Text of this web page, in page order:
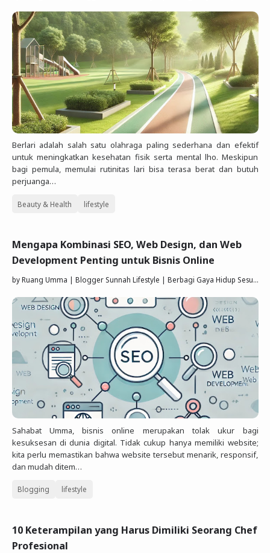
Berlari adalah salah satu olahraga paling sederhana dan efektif
untuk meningkatkan kesehatan fisik serta mental lho. Meskipun
bagi pemula, memulai rutinitas lari bisa terasa berat dan butuh
perjuanga…
Beauty & Health lifestyle
Mengapa Kombinasi SEO, Web Design, dan Web
Development Penting untuk Bisnis Online
byRuang Umma | Blogger Sunnah Lifestyle | Berbagi Gaya Hidup Sesuai Quran Sunnah
Sahabat Umma, bisnis online merupakan tolak ukur bagi
kesuksesan di dunia digital. Tidak cukup hanya memiliki website;
kita perlu memastikan bahwa website tersebut menarik, responsif,
dan mudah ditem…
Blogging lifestyle
10 Keterampilan yang Harus Dimiliki Seorang Chef
Profesional